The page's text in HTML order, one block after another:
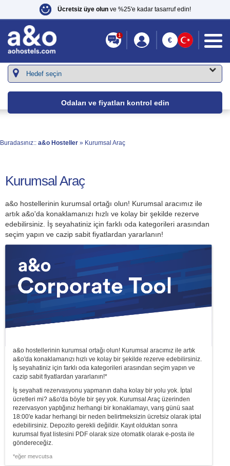
Ücretsiz üye olun ve %25'e kadar tasarruf edin!
1
€
Odaları ve fiyatları kontrol edin
Buradasınız:: a&o Hosteller » Kurumsal Araç
Kurumsal Araç
a&o hostellerinin kurumsal ortağı olun! Kurumsal aracımız ile
artık a&o'da konaklamanızı hızlı ve kolay bir şekilde rezerve
edebilirsiniz. İş seyahatiniz için farklı oda kategorileri arasından
seçim yapın ve cazip sabit fiyatlardan yararlanın!
a&o hostellerinin kurumsal ortağı olun! Kurumsal aracımız ile artık
a&o'da konaklamanızı hızlı ve kolay bir şekilde rezerve edebilirsiniz.
İş seyahatiniz için farklı oda kategorileri arasından seçim yapın ve
cazip sabit fiyatlardan yararlanın!*
İş seyahati rezervasyonu yapmanın daha kolay bir yolu yok. İptal
ücretleri mi? a&o'da böyle bir şey yok. Kurumsal Araç üzerinden
rezervasyon yaptığınız herhangi bir konaklamayı, varış günü saat
18:00'e kadar herhangi bir neden belirtmeksizin ücretsiz olarak iptal
edebilirsiniz. Depozito gerekli değildir. Kayıt olduktan sonra
kurumsal fiyat listesini PDF olarak size otomatik olarak e-posta ile
göndereceğiz.
*eğer mevcutsa